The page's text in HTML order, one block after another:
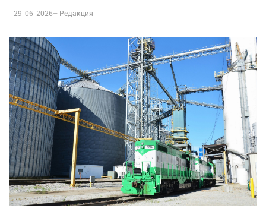
29-06-2026– Редакция